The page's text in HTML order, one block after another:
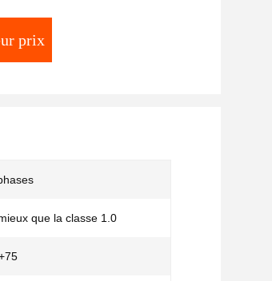
prix
que la classe 1.0